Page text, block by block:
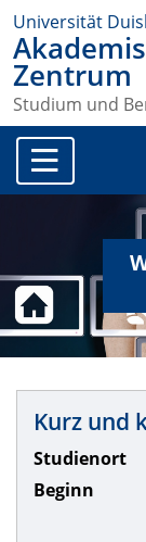
Universität
Zentrum
Studium und
Kurz und
Studienort
Beginn